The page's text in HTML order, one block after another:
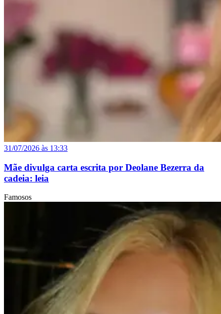
31/07/2026 às 13:33
Mãe divulga carta escrita por Deolane Bezerra da
cadeia: leia
Famosos